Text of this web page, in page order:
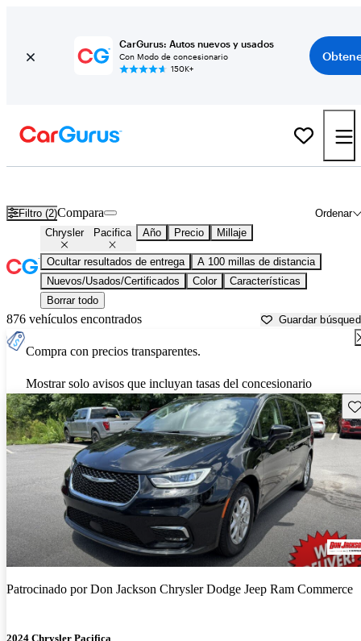
CarGurus: Autos nuevos y usados
Con Modo de concesionario
150K+
Filtro (2) Ordenar
Compara
Chrysler Pacifica Año Precio Millaje
Ocultar resultados de entrega
A 100 millas de distancia
Nuevos/Usados/Certificados
Color
Características
Borrar todo
876 vehículos encontrados Guardar
Compra con precios transparentes.
Mostrar solo avisos que incluyan tasas del concesionario
Patrocinado porDon Jackson Chrysler Dodge Jeep Ram Commerce
2024 Chrysler Pacifica